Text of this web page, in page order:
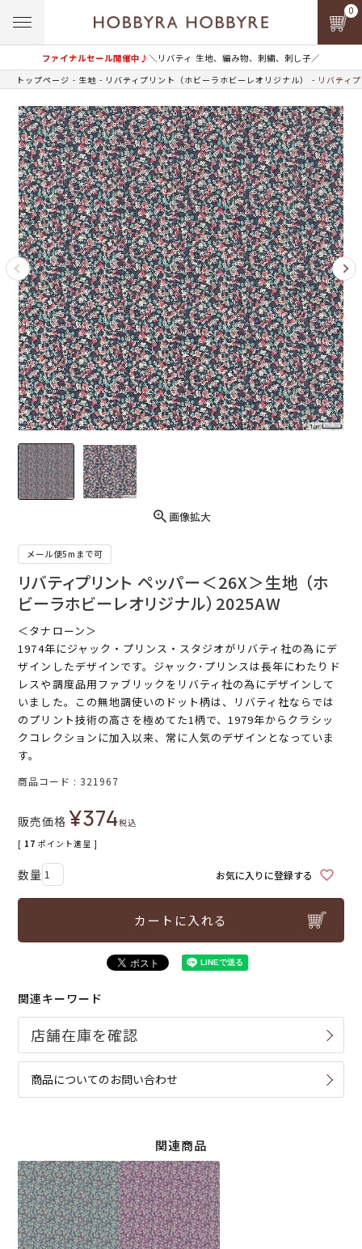
ファイナルセール開催中♪＼リバティ 生地、編み物、刺繍、刺し子／
0
トップページ 生地 リバティプリント（ホビーラホビーレオリジナル） リバティ
画像拡大
メール便5mまで可
リバティプリント ペッパー＜26X＞生地 （ホ
ビーラホビーレオリジナル）2025AW
＜タナローン＞
1974年にジャック・プリンス・スタジオがリバティ社の為にデ
ザインしたデザインです。ジャック･プリンスは長年にわたりド
レスや調度品用ファブリックをリバティ社の為にデザインして
いました。この無地調使いのドット柄は、リバティ社ならでは
のプリント技術の高さを極めてた1柄で、1979年からクラシッ
クコレクションに加入以来、常に人気のデザインとなっていま
す。
商品コード 321967
販売価格 ¥374税込
[ 17 ポイント進呈 ]
お気に入りに登録する
カートに入れる
関連キーワード
商品についてのお問い合わせ
関連商品